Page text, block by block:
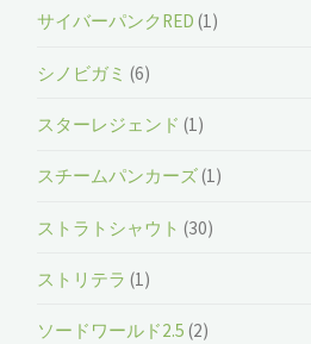
サイバーパンクRED (1)
シノビガミ (6)
スターレジェンド (1)
スチームパンカーズ(1)
ストラトシャウト (30)
ストリテラ (1)
ソードワールド2.5 (2)